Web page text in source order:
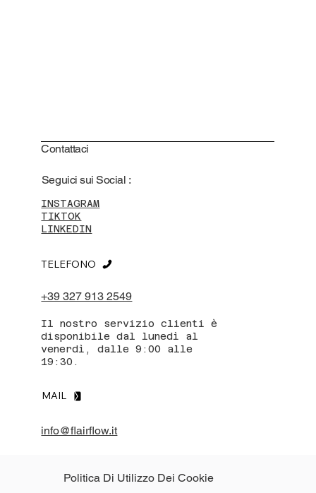
Contattaci
INSTAGRAM
TIKTOK
LINKEDIN
Seguici sui Social :
+39 327 913 2549
TELEFONO
Il nostro servizio clienti è
disponibile dal lunedì al
venerdì, dalle 9:00 alle
19:30.
info@flairflow.it
MAIL
Politica Di Utilizzo Dei Cookie